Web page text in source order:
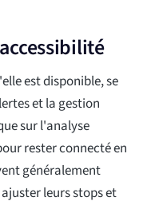
est disponible, se
et la gestion
sur l'analyse
rester connecté en
généralement
leurs stops et